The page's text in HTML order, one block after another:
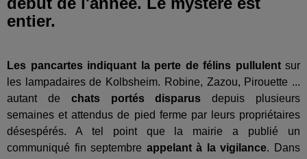
entier.
Les pancartes indiquant la perte de félins pullulentsur
les lampadaires de Kolbsheim. Robine, Zazou, Pirouette ...
autant de chats portés disparus depuis plusieurs
semaines et attendus de pied ferme par leurs propriétaires
désespérés. A tel point que la mairie a publié un
communiqué fin septembre appelant à la vigilance. Dans